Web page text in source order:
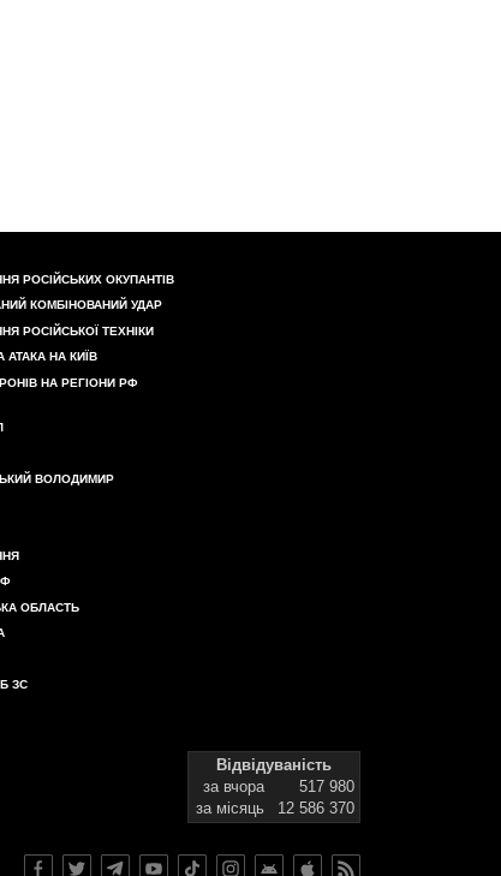
РОСІЙСЬКИХ ОКУПАНТІВ
КОМБІНОВАНИЙ УДАР
РОСІЙСЬКОЇ ТЕХНІКИ
АТАКА НА КИЇВ
НА РЕГІОНИ РФ
ВОЛОДИМИР
ОБЛАСТЬ
ЗС
Відвідуваність
за вчора
517 980
за місяць
12 586 370